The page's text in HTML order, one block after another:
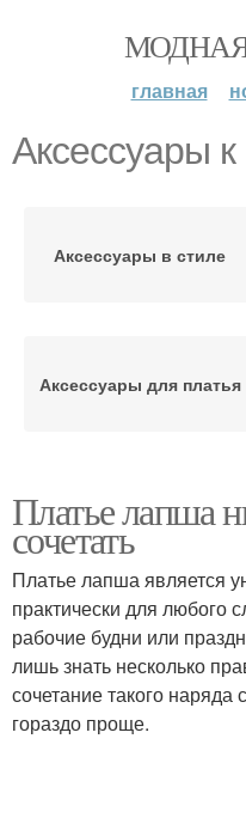
главная
Аксессуары
Аксессуары в стиле
Аксессуары для платья
платью
Платье лапша
сочетать
Платье лапша является
практически для любого
рабочие будни или
лишь знать несколько
сочетание такого наряда
гораздо проще.